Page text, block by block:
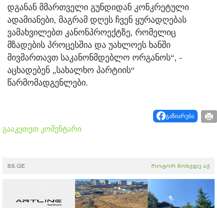
დგანან მმართველი გუნდიდან კონკრეტული
ადამიანები, მაგრამ დღეს ჩვენ ყურადღებას
ვამახვილებთ კანონპროექტზე, რომელიც
მზადების პროცესშია და უახლოეს ხანში
მივმართავთ საკანონმდებლო ორგანოს“, -
აცხადებენ „სახალხო პარტიის“
წარმომადგენლები.
გაზიარება
გააკეთეთ კომენტარი
SS.GE როგორ მოხვდე აქ